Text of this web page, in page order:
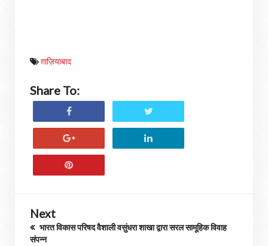
ग़ाज़ियाबाद
Share To:
Next
भारत विकास परिषद वैशाली वसुंधरा शाखा द्वारा सरल सामूहिक विवाह
संपन्न